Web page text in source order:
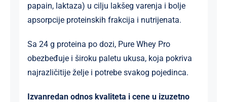
papain, laktaza) u cilju lakšeg varenja i bolje
apsorpcije proteinskih frakcija i nutrijenata.
Sa 24 g proteina po dozi, Pure Whey Pro
obezbeđuje i široku paletu ukusa, koja pokriva
najrazličitije želje i potrebe svakog pojedinca.
Izvanredan odnos kvaliteta i cene u izuzetno